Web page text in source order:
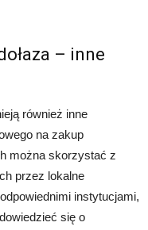
– inne
również inne
na zakup
można skorzystać z
przez lokalne
instytucjami,
się o